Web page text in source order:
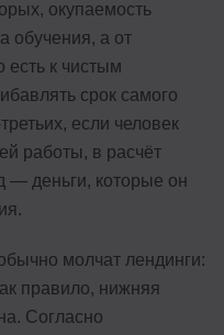
окупаемость
обучения, а от
есть к чистым
срок самого
если человек
работы, в расчёт
— деньги, которые он
молчат лендинги:
правило, нижняя
Согласно